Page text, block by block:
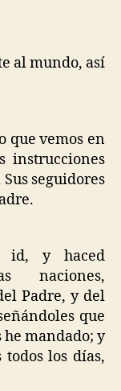
al mundo, así
que vemos en
instrucciones
seguidores
id, y haced
naciones,
Padre, y del
que
he mandado; y
los días,